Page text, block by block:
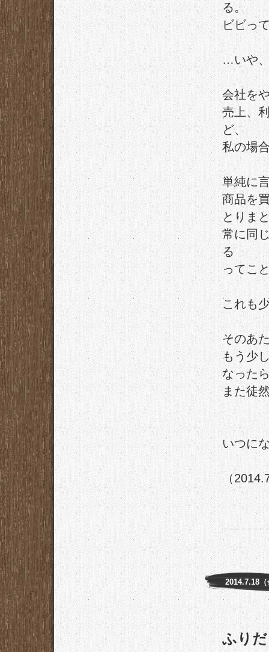
る。
ビビっ
…いや
会社を
売上、
ど、
私の場
単純に
商品を
とりま
常に同
る
ってこ
これも
そのあ
もう少
なった
また徒
いつに
（
2014.7.18（
ふり